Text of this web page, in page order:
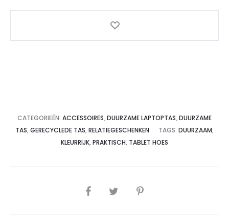
CATEGORIEËN: ACCESSOIRES, DUURZAME LAPTOPTAS, DUURZAME
TAS, GERECYCLEDE TAS, RELATIEGESCHENKEN TAGS: DUURZAAM,
KLEURRIJK, PRAKTISCH, TABLET HOES
SHARE